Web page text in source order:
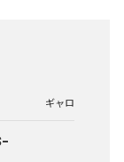
ギャロ